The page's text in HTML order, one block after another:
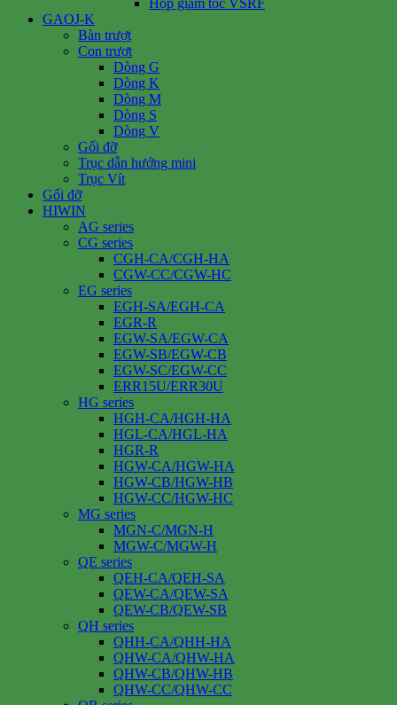
GAOJ-K
Bàn trượt
Con trượt
Dòng G
Dòng K
Dòng M
Dòng S
Dòng V
Gối đỡ
Trục dẫn hướng mini
Trục Vít
Gối đỡ
HIWIN
AG series
CG series
CGH-CA/CGH-HA
CGW-CC/CGW-HC
EG series
EGH-SA/EGH-CA
EGR-R
EGW-SA/EGW-CA
EGW-SB/EGW-CB
EGW-SC/EGW-CC
ERR15U/ERR30U
HG series
HGH-CA/HGH-HA
HGL-CA/HGL-HA
HGR-R
HGW-CA/HGW-HA
HGW-CB/HGW-HB
HGW-CC/HGW-HC
MG series
MGN-C/MGN-H
MGW-C/MGW-H
QE series
QEH-CA/QEH-SA
QEW-CA/QEW-SA
QEW-CB/QEW-SB
QH series
QHH-CA/QHH-HA
QHW-CA/QHW-HA
QHW-CB/QHW-HB
QHW-CC/QHW-CC